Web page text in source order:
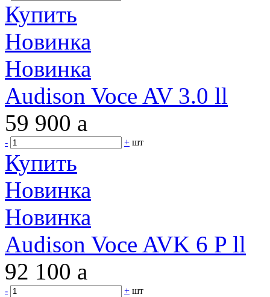
Купить
Новинка
Новинка
Audison Voce AV 3.0 ll
59 900 a
- + шт
Купить
Новинка
Новинка
Audison Voce AVK 6 P ll
92 100 a
- + шт